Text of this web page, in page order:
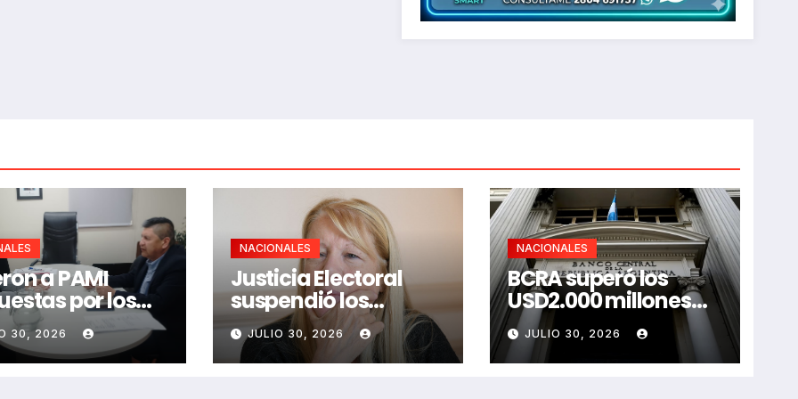
a PAMI
por los
mayores
30, 2026
NACIONALES
Justicia Electoral
suspendió los
aportes a 20 partidos
JULIO 30, 2026
NACIONALES
BCRA superó los
USD2.000 millones
comprando dólares
JULIO 30, 2026